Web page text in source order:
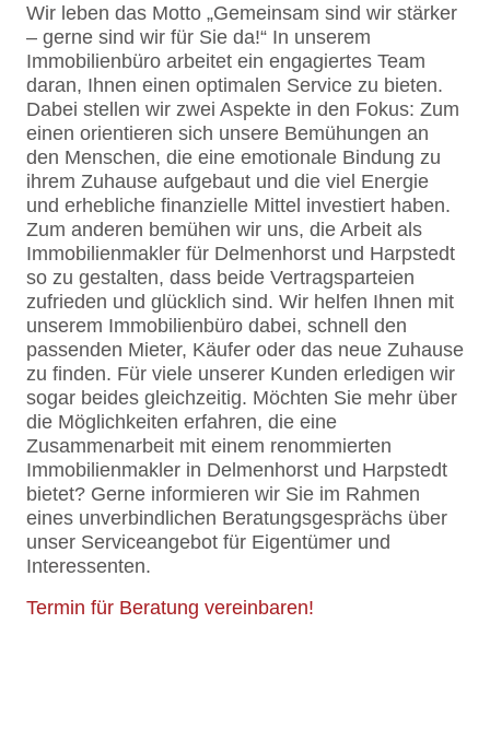
Wir leben das Motto „Gemeinsam sind wir stärker
– gerne sind wir für Sie da!“ In unserem
Immobilienbüro arbeitet ein engagiertes Team
daran, Ihnen einen optimalen Service zu bieten.
Dabei stellen wir zwei Aspekte in den Fokus: Zum
einen orientieren sich unsere Bemühungen an
den Menschen, die eine emotionale Bindung zu
ihrem Zuhause aufgebaut und die viel Energie
und erhebliche finanzielle Mittel investiert haben.
Zum anderen bemühen wir uns, die Arbeit als
Immobilienmakler für Delmenhorst und Harpstedt
so zu gestalten, dass beide Vertragsparteien
zufrieden und glücklich sind. Wir helfen Ihnen mit
unserem Immobilienbüro dabei, schnell den
passenden Mieter, Käufer oder das neue Zuhause
zu finden. Für viele unserer Kunden erledigen wir
sogar beides gleichzeitig. Möchten Sie mehr über
die Möglichkeiten erfahren, die eine
Zusammenarbeit mit einem renommierten
Immobilienmakler in Delmenhorst und Harpstedt
bietet? Gerne informieren wir Sie im Rahmen
eines unverbindlichen Beratungsgesprächs über
unser Serviceangebot für Eigentümer und
Interessenten.
Termin für Beratung vereinbaren!